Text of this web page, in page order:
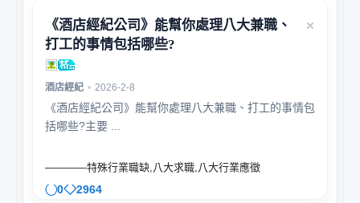
《酒店經紀公司》能幫你處理八大兼職、
打工的事情包括哪些?
酒店經紀 • 2026-2-8
《酒店經紀公司》能幫你處理八大兼職、打工的事情包
括哪些?主要 ...
————特殊行業職缺,八大求職,八大行業應徵
0 2964